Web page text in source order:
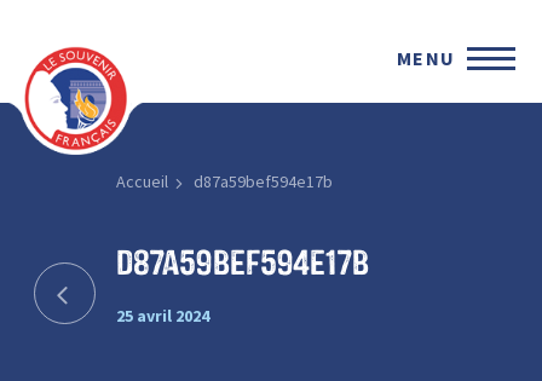
MENU
Accueil d87a59bef594e17b
d87a59bef594e17b
25 avril 2024